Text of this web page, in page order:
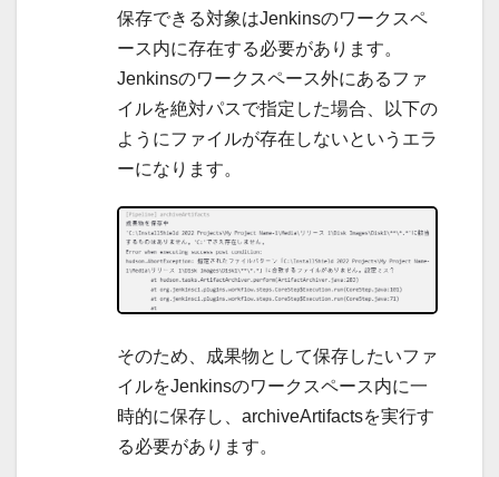
保存できる対象はJenkinsのワークスペ
ース内に存在する必要があります。
Jenkinsのワークスペース外にあるファ
イルを絶対パスで指定した場合、以下の
ようにファイルが存在しないというエラ
ーになります。
そのため、成果物として保存したいファ
イルをJenkinsのワークスペース内に一
時的に保存し、archiveArtifactsを実行す
る必要があります。